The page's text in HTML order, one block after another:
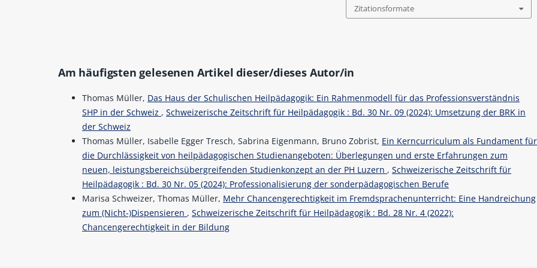
Zitationsformate
Am häufigsten gelesenen Artikel dieser/dieses Autor/in
Thomas Müller, Das Haus der Schulischen Heilpädagogik: Ein Rahmenmodell für das Professionsverständnis
SHP in der Schweiz ,Schweizerische Zeitschrift für Heilpädagogik : Bd. 30 Nr. 09 (2024): Umsetzung der BRK in
der Schweiz
Thomas Müller, Isabelle Egger Tresch, Sabrina Eigenmann, Bruno Zobrist, Ein Kerncurriculum als Fundament für
die Durchlässigkeit von heilpädagogischen Studienangeboten: Überlegungen und erste Erfahrungen zum
neuen, leistungsbereichsübergreifenden Studienkonzept an der PH Luzern ,Schweizerische Zeitschrift für
Heilpädagogik : Bd. 30 Nr. 05 (2024): Professionalisierung der sonderpädagogischen Berufe
Marisa Schweizer, Thomas Müller, Mehr Chancengerechtigkeit im Fremdsprachenunterricht: Eine Handreichung
zum (Nicht-)Dispensieren ,Schweizerische Zeitschrift für Heilpädagogik : Bd. 28 Nr. 4 (2022):
Chancengerechtigkeit in der Bildung